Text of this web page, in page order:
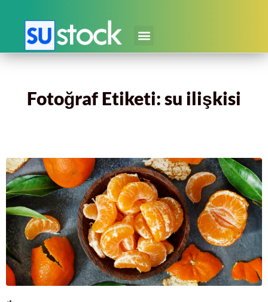
Fotoğraf Etiketi: su ilişkisi